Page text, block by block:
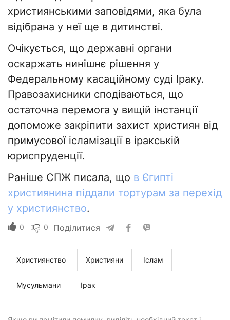
християнськими заповідями, яка була
відібрана у неї ще в дитинстві.
Очікується, що державні органи
оскаржать нинішнє рішення у
Федеральному касаційному суді Іраку.
Правозахисники сподіваються, що
остаточна перемога у вищій інстанції
допоможе закріпити захист християн від
примусової ісламізації в іракській
юриспруденції.
Раніше СПЖ писала, що в Єгипті
християнина піддали тортурам за перехід
у християнство.
0 0 Поділитися
Християнство Християни Іслам
Мусульмани Ірак